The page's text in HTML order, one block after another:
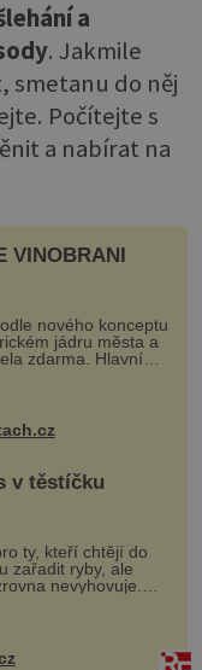
a
. Jakmile
smetanu do něj
Počítejte s
a nabírat na
VINOBRANÍ
nového konceptu
jádru města a
zdarma. Hlavní
na Karlově a
burčák, pes...
v těstíčku
ty, kteří chtějí do
zařadit ryby, ale
nevyhovuje.
taky ryba, ale v
na to nikdo ani